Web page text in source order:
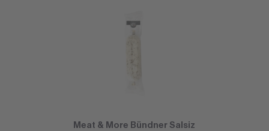
Meat & More Bündner Salsiz